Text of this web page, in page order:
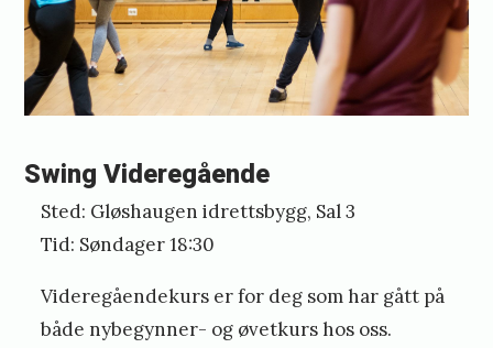
Swing Videregående
Sted: Gløshaugen idrettsbygg, Sal 3
Tid: Søndager 18:30
Videregåendekurs er for deg som har gått på
både nybegynner- og øvetkurs hos oss.